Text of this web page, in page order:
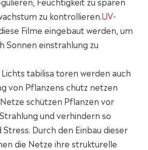
zu kontrollieren.UV-
Filme eingebaut werden, um
Sonnen einstrahlung zu
tabilisa toren werden auch
von Pflanzens chutz netzen
schützen Pflanzen vor
und verhindern so
Durch den Einbau dieser
die Netze ihre strukturelle